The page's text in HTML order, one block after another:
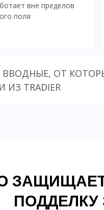
вне пределов
поля
ВВОДНЫЕ, ОТ
TRADIER
ПОДДЕЛКУ